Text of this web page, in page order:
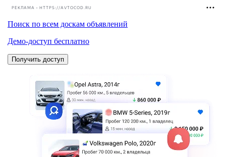
РЕКЛАМА • HTTPS://AVTOCOD.RU